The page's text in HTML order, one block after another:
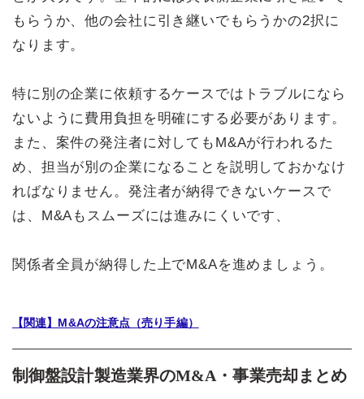
もらうか、他の会社に引き継いでもらうかの2択に
なります。
特に別の企業に依頼するケースではトラブルになら
ないように費用負担を明確にする必要があります。
また、案件の発注者に対してもM&Aが行われるた
め、担当が別の企業になることを説明しておかなけ
ればなりません。発注者が納得できないケースで
は、M&Aもスムーズには進みにくいです、
関係者全員が納得した上でM&Aを進めましょう。
【関連】M&Aの注意点（売り手編）
制御盤設計製造業界のM&A・事業売却まとめ